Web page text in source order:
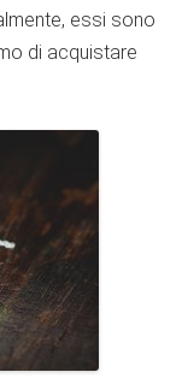
essi sono
di acquistare